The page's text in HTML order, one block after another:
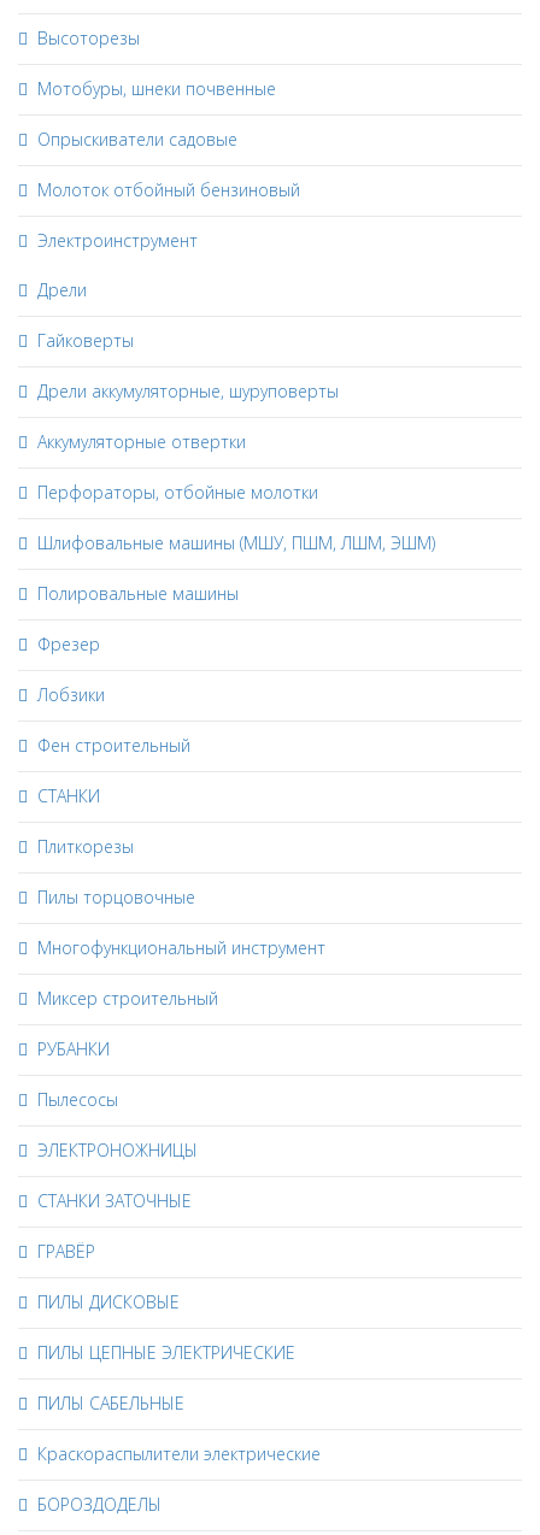
Высоторезы
Мотобуры, шнеки почвенные
Опрыскиватели садовые
Молоток отбойный бензиновый
Электроинструмент
Дрели
Гайковерты
Дрели аккумуляторные, шуруповерты
Аккумуляторные отвертки
Перфораторы, отбойные молотки
Шлифовальные машины (МШУ, ПШМ, ЛШМ, ЭШМ)
Полировальные машины
Фрезер
Лобзики
Фен строительный
СТАНКИ
Плиткорезы
Пилы торцовочные
Многофункциональный инструмент
Миксер строительный
РУБАНКИ
Пылесосы
ЭЛЕКТРОНОЖНИЦЫ
СТАНКИ ЗАТОЧНЫЕ
ГРАВЁР
ПИЛЫ ДИСКОВЫЕ
ПИЛЫ ЦЕПНЫЕ ЭЛЕКТРИЧЕСКИЕ
ПИЛЫ САБЕЛЬНЫЕ
Краскораспылители электрические
БОРОЗДОДЕЛЫ